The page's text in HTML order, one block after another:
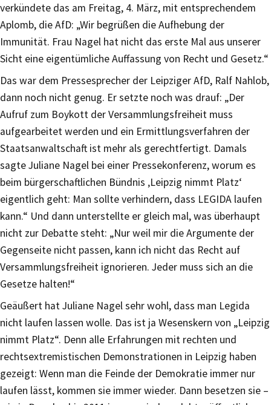
verkündete das am Freitag, 4. März, mit entsprechendem
Aplomb, die AfD: „Wir begrüßen die Aufhebung der
Immunität. Frau Nagel hat nicht das erste Mal aus unserer
Sicht eine eigentümliche Auffassung von Recht und Gesetz.“
Das war dem Pressesprecher der Leipziger AfD, Ralf Nahlob,
dann noch nicht genug. Er setzte noch was drauf: „Der
Aufruf zum Boykott der Versammlungsfreiheit muss
aufgearbeitet werden und ein Ermittlungsverfahren der
Staatsanwaltschaft ist mehr als gerechtfertigt. Damals
sagte Juliane Nagel bei einer Pressekonferenz, worum es
beim bürgerschaftlichen Bündnis ‚Leipzig nimmt Platz‘
eigentlich geht: Man sollte verhindern, dass LEGIDA laufen
kann.“ Und dann unterstellte er gleich mal, was überhaupt
nicht zur Debatte steht: „Nur weil mir die Argumente der
Gegenseite nicht passen, kann ich nicht das Recht auf
Versammlungsfreiheit ignorieren. Jeder muss sich an die
Gesetze halten!“
Geäußert hat Juliane Nagel sehr wohl, dass man Legida
nicht laufen lassen wolle. Das ist ja Wesenskern von „Leipzig
nimmt Platz“. Denn alle Erfahrungen mit rechten und
rechtsextremistischen Demonstrationen in Leipzig haben
gezeigt: Wenn man die Feinde der Demokratie immer nur
laufen lässt, kommen sie immer wieder. Dann besetzen sie –